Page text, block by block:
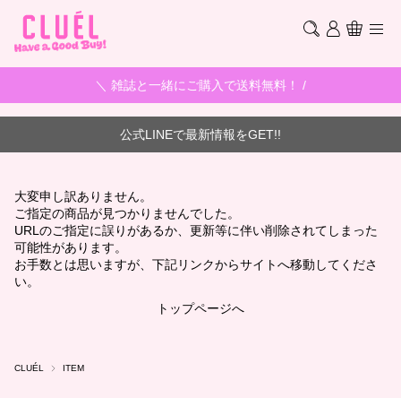
＼ 雑誌と一緒にご購入で送料無料！ /
公式LINEで最新情報をGET!!
大変申し訳ありません。
ご指定の商品が見つかりませんでした。
URLのご指定に誤りがあるか、更新等に伴い削除されてしまった
可能性があります。
お手数とは思いますが、下記リンクからサイトへ移動してくださ
い。
トップページへ
CLUÉL ITEM